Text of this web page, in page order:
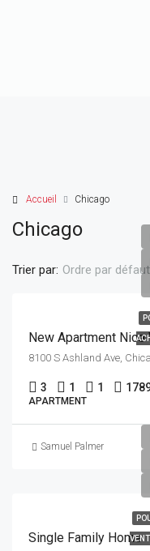
Accueil Chicago
Chicago
Trier par: Ordre par défaut
New Apartment Nice
8100 S Ashland Ave,
3 1 1
APARTMENT
Samuel Palmer
Single Family Home